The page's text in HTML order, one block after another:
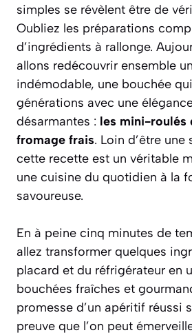
simples se révèlent être de
Oubliez les préparations
d’ingrédients à rallonge.
allons redécouvrir ensemble
indémodable, une bouchée
générations avec une
désarmantes : les mini-roulés
fromage frais. Loin d’être
cette recette est un véritable
une cuisine du quotidien à la
savoureuse.
En à peine cinq minutes de
allez transformer quelques
placard et du réfrigérateur en
bouchées fraîches et
promesse d’un apéritif réussi
preuve que l’on peut